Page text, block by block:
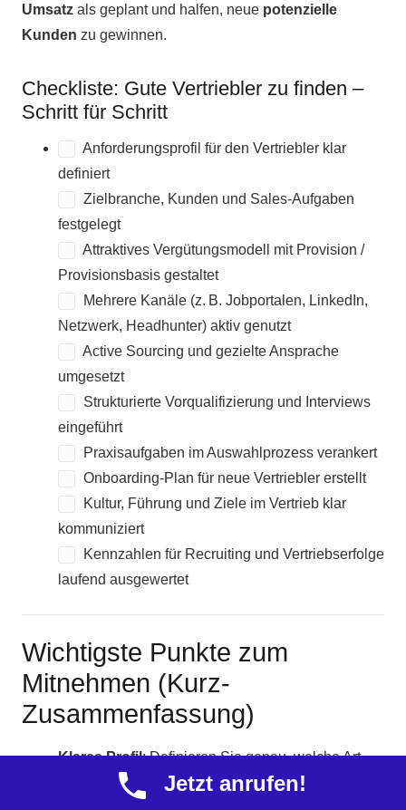
Umsatz als geplant und halfen, neue potenzielle
Kunden zu gewinnen.
Checkliste: Gute Vertriebler zu finden –
Schritt für Schritt
Anforderungsprofil für den Vertriebler klar
definiert
Zielbranche, Kunden und Sales-Aufgaben
festgelegt
Attraktives Vergütungsmodell mit Provision /
Provisionsbasis gestaltet
Mehrere Kanäle (z. B. Jobportalen, LinkedIn,
Netzwerk, Headhunter) aktiv genutzt
Active Sourcing und gezielte Ansprache
umgesetzt
Strukturierte Vorqualifizierung und Interviews
eingeführt
Praxisaufgaben im Auswahlprozess verankert
Onboarding-Plan für neue Vertriebler erstellt
Kultur, Führung und Ziele im Vertrieb klar
kommuniziert
Kennzahlen für Recruiting und Vertriebserfolge
laufend ausgewertet
Wichtigste Punkte zum
Mitnehmen (Kurz-
Zusammenfassung)
Klares Profil: Definieren Sie genau, welche Art
Vertriebler Sie suchen (Rolle, Erfahrung, Branche,
Jetzt anrufen!